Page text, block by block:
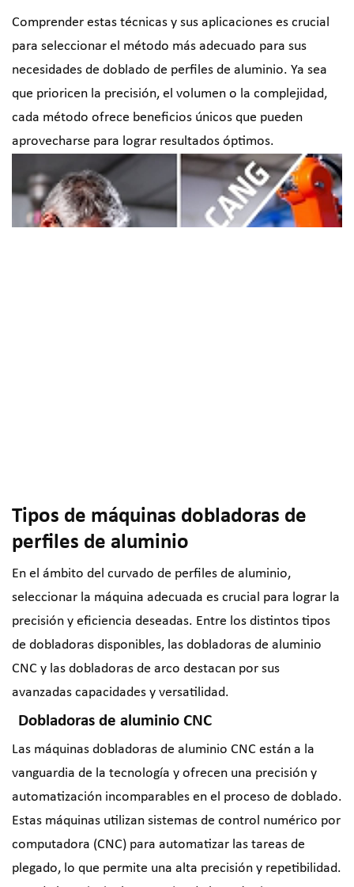
Comprender estas técnicas y sus aplicaciones es crucial
para seleccionar el método más adecuado para sus
necesidades de doblado de perfiles de aluminio. Ya sea
que prioricen la precisión, el volumen o la complejidad,
cada método ofrece beneficios únicos que pueden
aprovecharse para lograr resultados óptimos.
Tipos de máquinas dobladoras de
perfiles de aluminio
En el ámbito del curvado de perfiles de aluminio,
seleccionar la máquina adecuada es crucial para lograr la
precisión y eficiencia deseadas. Entre los distintos tipos
de dobladoras disponibles, las dobladoras de aluminio
CNC y las dobladoras de arco destacan por sus
avanzadas capacidades y versatilidad.
Dobladoras de aluminio CNC
Las máquinas dobladoras de aluminio CNC están a la
vanguardia de la tecnología y ofrecen una precisión y
automatización incomparables en el proceso de doblado.
Estas máquinas utilizan sistemas de control numérico por
computadora (CNC) para automatizar las tareas de
plegado, lo que permite una alta precisión y repetibilidad.